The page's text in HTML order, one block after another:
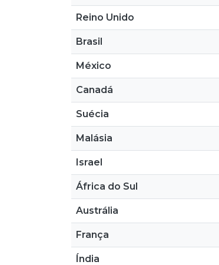
Reino Unido
Brasil
México
Canadá
Suécia
Malásia
Israel
África do Sul
Austrália
França
Índia